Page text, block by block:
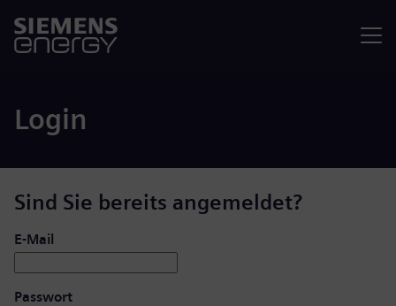
Login
Sind Sie bereits angemeldet?
Login: Benutzer und Passwort
E-Mail
Passwort